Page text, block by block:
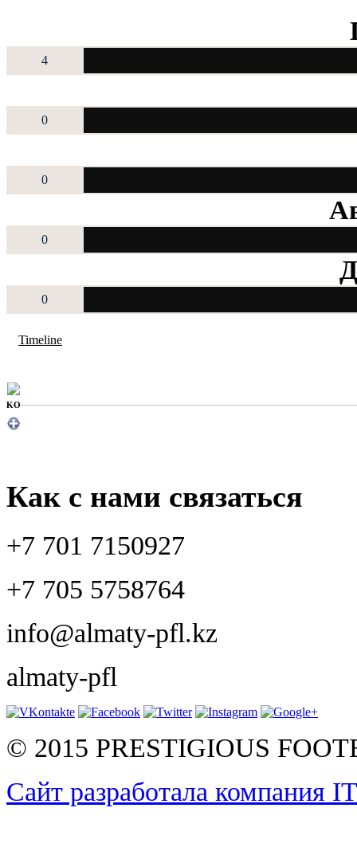
4
0
0
0
0
Timeline
KO
Как с нами связаться
+7 701 7150927
+7 705 5758764
info@almaty-pfl.kz
almaty-pfl
© 2015 PRESTIGIOUS
Сайт разработала компания